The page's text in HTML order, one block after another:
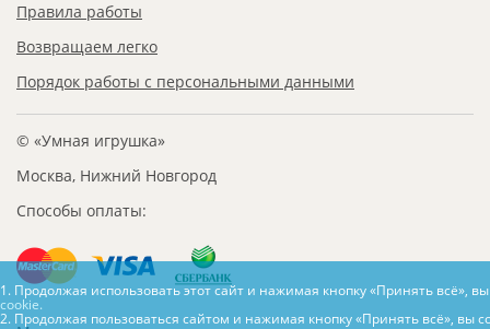
Правила работы
Возвращаем легко
Порядок работы с персональными данными
© «Умная игрушка»
Москва, Нижний Новгород
Способы оплаты:
1. Продолжая использовать этот сайт и нажимая кнопку «Принять всё»,
cookie.
2. Продолжая пользоваться сайтом и нажимая кнопку «Принять всё», вы